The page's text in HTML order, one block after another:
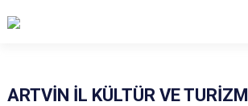
ARTVİN İL KÜLTÜR VE TURİZM